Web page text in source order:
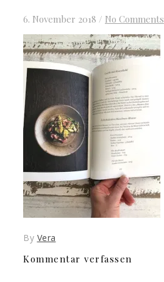
6. November 2018 / No Comments
By Vera
Kommentar verfassen